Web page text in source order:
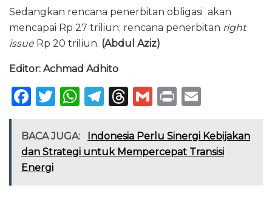
Sedangkan rencana penerbitan obligasi akan
mencapai Rp 27 triliun; rencana penerbitan right
issue Rp 20 triliun. (Abdul Aziz)
Editor: Achmad Adhito
F
c
e
b
T
it
te
W
a
ts
T
e
g
T
re
a
G
ai
l
P
n
t
ai
l
BACA JUGA:
Indonesia Perlu Sinergi Kebijakan
dan Strategi untuk Mempercepat Transisi
Energi